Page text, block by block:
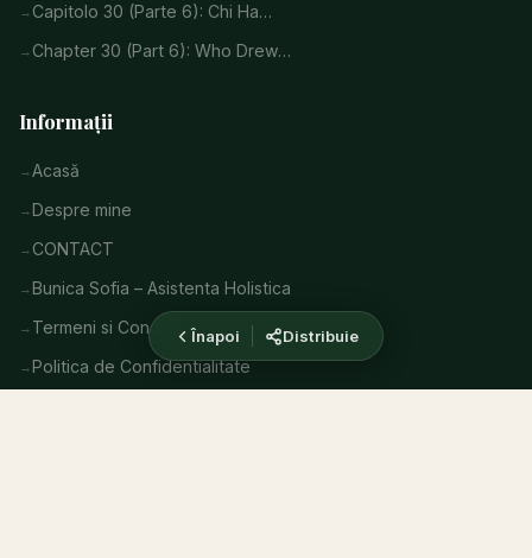
Înapoi Distribuie
Capitolo 30 (Parte 6): Chi Ha…
Chapter 30 (Part 6): Who Drew…
Informații
Acasă
Despre mine
CONTACT
Bunica Sofia – Asistenta Holistica
Termeni si Conditii
Politica de Confidentialitate